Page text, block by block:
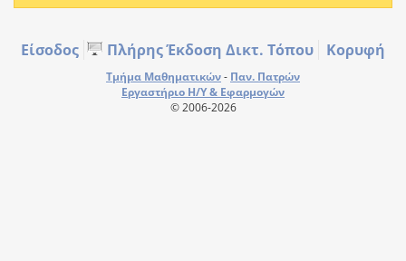
Είσοδος Πλήρης Έκδοση Δικτ. Τόπου Κορυφή
Τμήμα Μαθηματικών- Παν. Πατρών
Εργαστήριο Η/Υ & Εφαρμογών
© 2006-2026